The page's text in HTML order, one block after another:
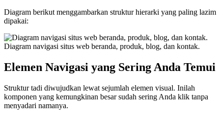
Diagram berikut menggambarkan struktur hierarki yang paling lazim
dipakai:
Diagram navigasi situs web beranda, produk, blog, dan kontak.
Elemen Navigasi yang Sering Anda Temui
Struktur tadi diwujudkan lewat sejumlah elemen visual. Inilah
komponen yang kemungkinan besar sudah sering Anda klik tanpa
menyadari namanya.